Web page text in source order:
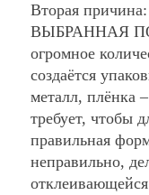
Вторая причина:
ВЫБРАННАЯ
огромное
создаётся
металл, плёнка
требует, чтобы
правильная
неправильно,